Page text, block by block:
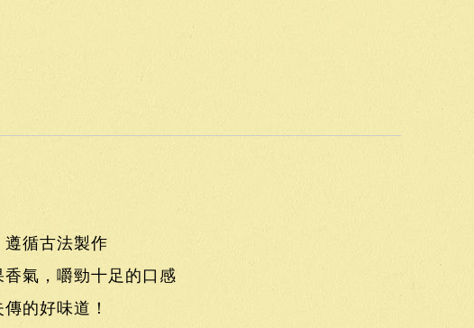
循古法製作
氣，嚼勁十足的口感
的好味道！